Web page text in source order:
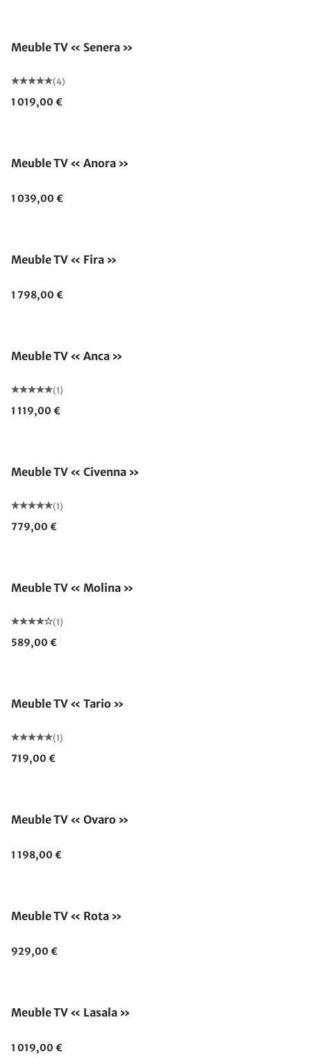
Meuble TV « Senera »
(4)
1 019,00 €
Meuble TV « Anora »
1 039,00 €
Meuble TV « Fira »
1 798,00 €
Meuble TV « Anca »
(1)
1 119,00 €
Meuble TV « Civenna »
(1)
779,00 €
Meuble TV « Molina »
(1)
589,00 €
Meuble TV « Tario »
(1)
719,00 €
Meuble TV « Ovaro »
1 198,00 €
Meuble TV « Rota »
929,00 €
Meuble TV « Lasala »
1 019,00 €